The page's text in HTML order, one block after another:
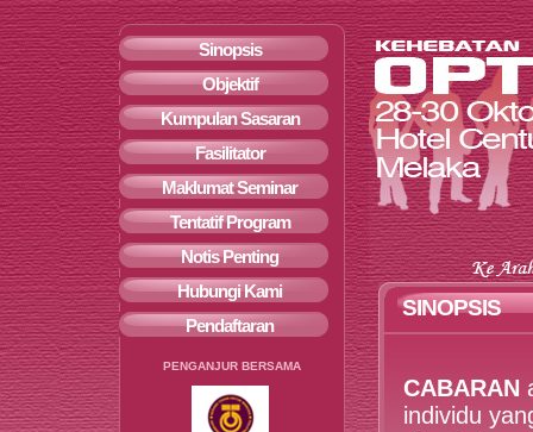
Sinopsis
Objektif
Kumpulan Sasaran
Fasilitator
Maklumat Seminar
Tentatif Program
Notis Penting
Hubungi Kami
Pendaftaran
PENGANJUR BERSAMA
SINOPSIS
CABARAN
individu